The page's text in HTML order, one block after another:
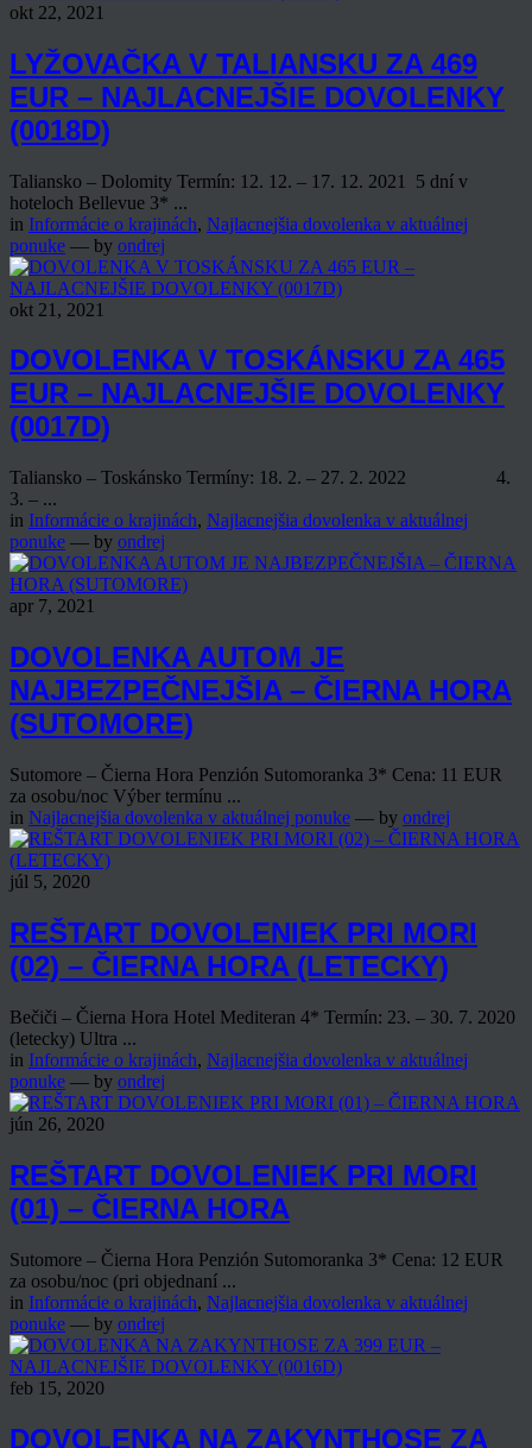
okt 22, 2021
LYŽOVAČKA V TALIANSKU ZA 469
EUR – NAJLACNEJŠIE DOVOLENKY
(0018D)
Taliansko – Dolomity Termín: 12. 12. – 17. 12. 2021 5 dní v
hoteloch Bellevue 3* ...
in Informácie o krajinách, Najlacnejšia dovolenka v aktuálnej
ponuke — by ondrej
okt 21, 2021
DOVOLENKA V TOSKÁNSKU ZA 465
EUR – NAJLACNEJŠIE DOVOLENKY
(0017D)
Taliansko – Toskánsko Termíny: 18. 2. – 27. 2. 2022 4.
3. – ...
in Informácie o krajinách, Najlacnejšia dovolenka v aktuálnej
ponuke — by ondrej
apr 7, 2021
DOVOLENKA AUTOM JE
NAJBEZPEČNEJŠIA – ČIERNA HORA
(SUTOMORE)
Sutomore – Čierna Hora Penzión Sutomoranka 3* Cena: 11 EUR
za osobu/noc Výber termínu ...
in Najlacnejšia dovolenka v aktuálnej ponuke — by ondrej
júl 5, 2020
REŠTART DOVOLENIEK PRI MORI
(02) – ČIERNA HORA (LETECKY)
Bečiči – Čierna Hora Hotel Mediteran 4* Termín: 23. – 30. 7. 2020
(letecky) Ultra ...
in Informácie o krajinách, Najlacnejšia dovolenka v aktuálnej
ponuke — by ondrej
jún 26, 2020
REŠTART DOVOLENIEK PRI MORI
(01) – ČIERNA HORA
Sutomore – Čierna Hora Penzión Sutomoranka 3* Cena: 12 EUR
za osobu/noc (pri objednaní ...
in Informácie o krajinách, Najlacnejšia dovolenka v aktuálnej
ponuke — by ondrej
feb 15, 2020
DOVOLENKA NA ZAKYNTHOSE ZA